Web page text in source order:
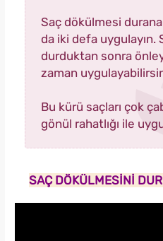
Saç dökülmesi
da iki defa uygulayın.
durduktan sonra
zaman
Bu kürü saçları çok
gönül rahatlığı ile
SAÇ DÖKÜLMESİNİ